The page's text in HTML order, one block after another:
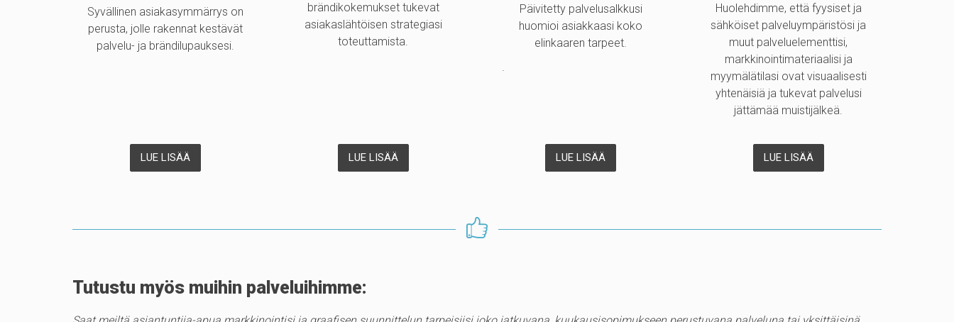
Syvällinen asiakasymmärrys on
perusta, jolle rakennat kestävät
palvelu- ja brändilupauksesi.
brändikokemukset tukevat
asiakaslähtöisen strategiasi
toteuttamista.
Päivitetty palvelusalkkusi
huomioi asiakkaasi koko
elinkaaren tarpeet.
.
Huolehdimme, että fyysiset ja
sähköiset palveluympäristösi ja
muut palveluelementtisi,
markkinointimateriaalisi ja
myymälätilasi ovat visuaalisesti
yhtenäisiä ja tukevat palvelusi
jättämää muistijälkeä.
LUE LISÄÄ LUE LISÄÄ LUE LISÄÄ LUE LISÄÄ
Tutustu myös muihin palveluihimme: